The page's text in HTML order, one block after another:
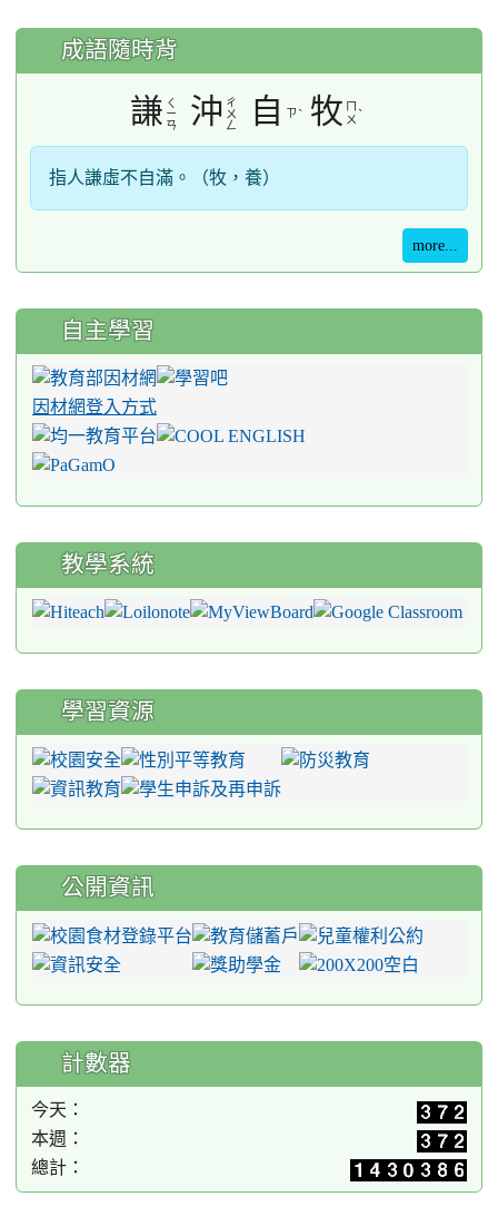
成語隨時背
謙 ㄑ
ㄧ
ㄢ
沖 ㄔ
ㄨ
ㄥ
自 ㄗ ˋ 牧 ㄇ
ㄨ ˋ
指人謙虛不自滿。（牧，養）
more...
自主學習
因材網登入方式
教學系統
學習資源
公開資訊
計數器
今天：
本週：
總計：